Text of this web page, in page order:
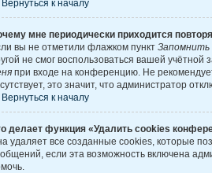
Вернуться к началу
мне периодически приходится
вы не отметили флажком пункт Запомнить
не смог воспользоваться вашей
при входе на конференцию. Не
это значит, что администратор
Вернуться к началу
делает функция «Удалить cookies
удаляет все созданные cookies, которые
если эта возможность включена